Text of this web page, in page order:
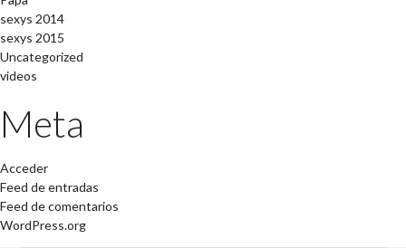
sexys 2014
sexys 2015
Uncategorized
videos
Meta
Acceder
Feed de entradas
Feed de comentarios
WordPress.org